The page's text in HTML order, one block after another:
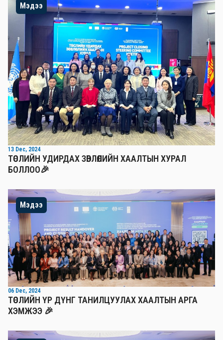
Мэдээ
13 Dec, 2024
ТӨСЛИЙН УДИРДАХ ЗӨВЛӨЛИЙН ХААЛТЫН ХУРАЛ
БОЛЛОО🎉
Мэдээ
06 Dec, 2024
ТӨСЛИЙН ҮР ДҮНГ ТАНИЛЦУУЛАХ ХААЛТЫН АРГА
ХЭМЖЭЭ 🎉